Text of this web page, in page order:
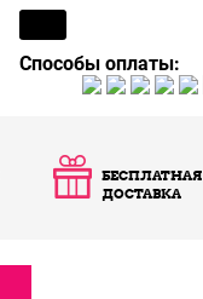
Способы оплаты:
БЕСПЛАТНАЯ
ДОСТАВКА